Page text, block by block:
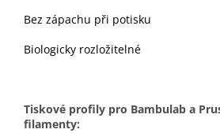
Bez zápachu při potisku
Biologicky rozložitelné
Tiskové profily pro Bambulab a
filamenty: